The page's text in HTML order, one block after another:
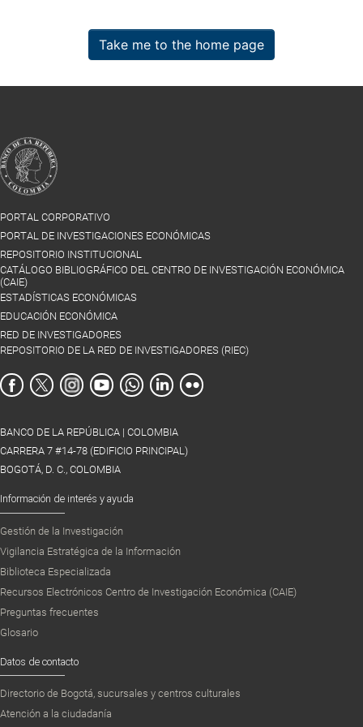
Take me to the home page
PORTAL CORPORATIVO
PORTAL DE INVESTIGACIONES ECONÓMICAS
REPOSITORIO INSTITUCIONAL
CATÁLOGO BIBLIOGRÁFICO DEL CENTRO DE INVESTIGACIÓN ECONÓMICA
(CAIE)
ESTADÍSTICAS ECONÓMICAS
EDUCACIÓN ECONÓMICA
RED DE INVESTIGADORES
REPOSITORIO DE LA RED DE INVESTIGADORES (RIEC)
BANCO DE LA REPÚBLICA | COLOMBIA
CARRERA 7 #14-78 (EDIFICIO PRINCIPAL)
BOGOTÁ, D. C., COLOMBIA
Información de interés y ayuda
Gestión de la Investigación
Vigilancia Estratégica de la Información
Biblioteca Especializada
Recursos Electrónicos Centro de Investigación Económica (CAIE)
Preguntas frecuentes
Glosario
Datos de contacto
Directorio de Bogotá, sucursales y centros culturales
Atención a la ciudadanía